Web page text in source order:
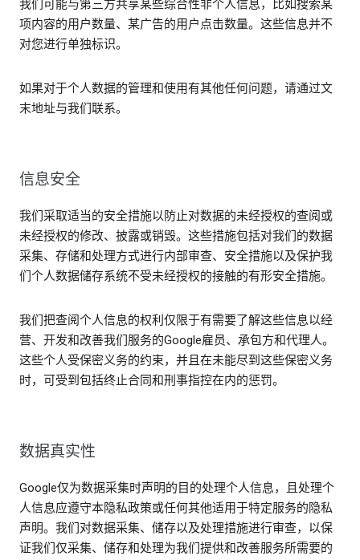
我们可能与第三方共享某些综合性非个人信息，比如搜索某
项内容的用户数量、某广告的用户点击数量。这些信息并不
对您进行单独标识。
如果对于个人数据的管理和使用有其他任何问题，请通过文
末地址与我们联系。
信息安全
我们采取适当的安全措施以防止对数据的未经授权的查阅或
未经授权的修改、披露或销毁。这些措施包括对我们的数据
采集、存储和处理方式进行内部审查、安全措施以及保护我
们个人数据储存系统不受未经授权的接触的有形安全措施。
我们把查阅个人信息的权利仅限于有需要了解这些信息以经
营、开发和改善我们服务的Google雇员、承包方和代理人。
这些个人受保密义务的约束，并且在未能尽到这些保密义务
时，可受到包括终止合同和刑事指控在内的惩罚。
数据真实性
Google仅为数据采集时声明的目的处理个人信息，且处理个
人信息应遵守本隐私政策或任何其他适用于特定服务的隐私
声明。我们对数据采集、储存以及处理措施进行审查，以保
证我们仅采集、储存和处理为我们提供和改善服务所需要的